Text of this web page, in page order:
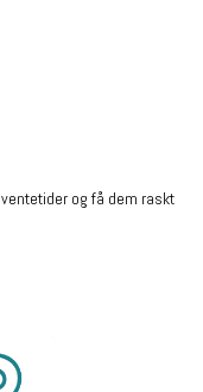
og få dem raskt